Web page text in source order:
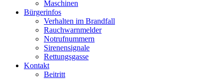
Maschinen
Bürgerinfos
Verhalten im Brandfall
Rauchwarnmelder
Notrufnummern
Sirenensignale
Rettungsgasse
Kontakt
Beitritt